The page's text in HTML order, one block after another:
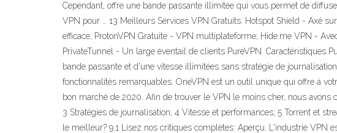
Cependant, offre une bande passante illimitée qui vous permet de
VPN pour … 13 Meilleurs Services VPN Gratuits. Hotspot Shield - Axé
efficace; ProtonVPN Gratuite - VPN multiplateforme; Hide.me VPN -
PrivateTunnel - Un large éventail de clients PureVPN. Caractéristiques
bande passante et d'une vitesse illimitées sans stratégie de
fonctionnalités remarquables. OneVPN est un outil unique qui offre à
bon marché de 2020. Afin de trouver le VPN le moins cher, nous avons
3 Stratégies de journalisation; 4 Vitesse et performances; 5 Torrent et
le meilleur? 9.1 Lisez nos critiques complètes: Aperçu. L'industrie